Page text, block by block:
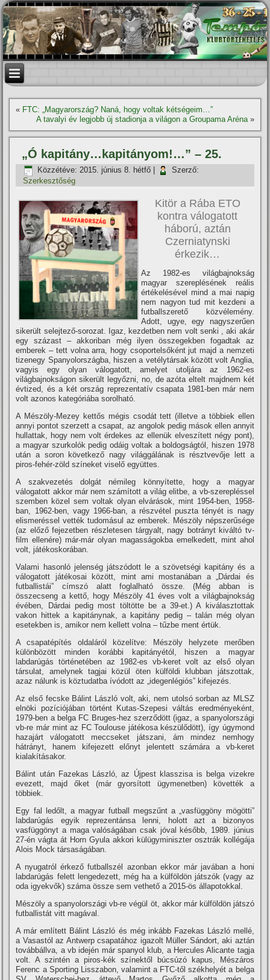
« FTC: „Magyarország? Naná, hogy voltak kétségeim…”
A tavalyi év legjobb új stadionja a világon a Groupama Aréna»
„Ó kapitány…kapitányom!…” – 25.
Közzétéve: 2015. június 8. hétfő
Szerző:
Szerkesztőség
Kitör a Rába ETO
kontra válogatott
háború, aztán
Czerniatynski
érkezik…
Az 1982-es világbajnokság
magyar szereplésének reális
értékelésével mind a mai napig
nem nagyon tud mit kezdeni a
futballszerető közvélemény.
Adott, ugye, egy nagyszerűen
sikerült selejtező-sorozat. Igaz, kezdetben nem volt senki , aki akár
egy százast – akkoriban még ilyen összegekben fogadtak az
emberek – tett volna arra, hogy csoportelsőként jut majd a nemzeti
tizenegy Spanyolországba, hiszen a vetélytársak között volt Anglia,
vagyis egy olyan válogatott, amelyet utoljára az 1962-es
világbajnokságon sikerült legyőzni, no, de azóta eltelt majdnem két
évtized, és a két ország reprezentatí­v csapata 1981-ben már nem
volt azonos kategóriába sorolható.
A Mészöly-Mezey kettős mégis csodát tett (illetve a többiek ellen
annyi pontot szerzett a csapat, az angolok pedig mások ellen annyit
hullattak, hogy nem volt érdekes az ellenük elveszí­tett négy pont),
a magyar szurkolók pedig odáig voltak a boldogságtól, hiszen 1978
után a soron következő nagy világgálának is résztvevője lett a
piros-fehér-zöld szí­neket viselő együttes.
A szakvezetés dolgát némileg könnyí­tette, hogy a magyar
válogatott akkor már nem számí­tott a világ elitbe, a vb-szerepléssel
szemben közel sem voltak olyan elvárások, mint 1954-ben, 1958-
ban, 1962-ben, vagy 1966-ban, a részvétel puszta tényét is nagy
elismeréssel vették tudomásul az emberek. Mészöly népszerűsége
(az előző fejezetben részletesen tárgyalt, nagy botrányt kiváltó tv-
film ellenére) már-már olyan magasságokba emelkedett, mint ahol
volt, játékoskorában.
Valami hasonló jelenség játszódott le a szövetségi kapitány és a
válogatott játékosai között, mint ami mostanában a „Dárdai és
futballistái” cí­mszó alatt foglalható össze. (Még abban is
összecseng a kettő, hogy Mészöly 41 éves volt a világbajnokság
évében, Dárdai pedig most töltötte be a 39-et.) A kiválasztottak
vakon hittek a kapitánynak, a kapitány pedig – talán még olyan
esetekben is, amikor nem kellett volna – tűzbe ment értük.
A csapatépí­tés oldaláról közelí­tve: Mészöly helyzete merőben
különbözött minden korábbi kapitányétól, hiszen a magyar
labdarúgás történetében az 1982-es vb-keret volt az első olyan
társulat, amelynek tagjai közül öten külföldi klubban játszottak,
azaz nálunk is köztudatba í­vódott az „idegenlégiós” kifejezés.
Az első fecske Bálint László volt, aki, nem utolsó sorban az MLSZ
elnöki pozí­ciójában történt Kutas-Szepesi váltás eredményeként,
1979-ben a belga FC Bruges-hez szerződött (igaz, a spanyolországi
vb-re már mint az FC Toulouse játékosa készülődött), í­gy úgymond
hazajárt válogatott meccseket játszani, ám mindez nemhogy
hátrányt, hanem kifejezett előnyt jelentett számára a vb-keret
kialakí­tásakor.
Bálint után Fazekas László, az Újpest klasszisa is belga vizekre
evezett, majd őket (már gyorsí­tott ügymenetben) követték a
többiek.
Egy fal ledőlt, a magyar futball megszűnt a „vasfüggöny mögötti”
labdarúgás egyik reprezentánsa lenni, holott azt a bizonyos
vasfüggönyt a maga valóságában csak jóval később, 1989. június
27-én vágta át Horn Gyula akkori külügyminiszter osztrák kollégája
Alois Mock társaságában.
A nyugatról érkező futballszél azonban ekkor már javában a honi
labdarúgás felett lengedezett, még ha a külföldön játszók (vagy az
oda igyekvők) száma össze sem vethető a 2015-ös állapotokkal.
Mészöly a spanyolországi vb-re végül öt, akkor már külföldön játszó
futballistát vitt magával.
A már emlí­tett Bálint László és még inkább Fazekas László mellé,
a Vasastól az Antwerp csapatához igazolt Müller Sándort, aki aztán
továbbállva, a vb idején már spanyol klub, a Hercules Alicante tagja
volt. A szintén a piros-kék szí­nektől búcsúzó kapus, Mészáros
Ferenc a Sporting Lisszabon, valamint a FTC-től székhelyét a belga